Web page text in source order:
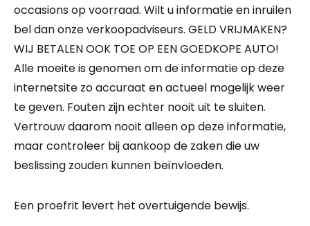
occasions op voorraad. Wilt u informatie en inruilen
bel dan onze verkoopadviseurs. GELD VRIJMAKEN?
WIJ BETALEN OOK TOE OP EEN GOEDKOPE AUTO!
Alle moeite is genomen om de informatie op deze
internetsite zo accuraat en actueel mogelijk weer
te geven. Fouten zijn echter nooit uit te sluiten.
Vertrouw daarom nooit alleen op deze informatie,
maar controleer bij aankoop de zaken die uw
beslissing zouden kunnen beïnvloeden.
Een proefrit levert het overtuigende bewijs.